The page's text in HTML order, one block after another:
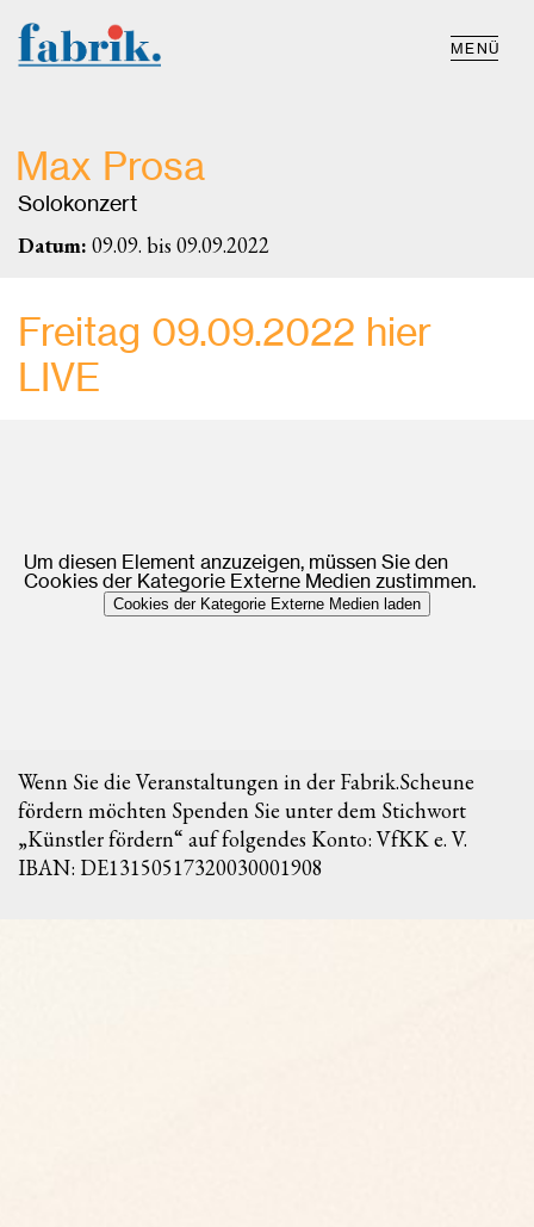
MENÜ
Max Prosa
Solokonzert
Datum: 09.09. bis 09.09.2022
Freitag 09.09.2022 hier
LIVE
Um diesen Element anzuzeigen, müssen Sie den
Cookies der Kategorie Externe Medien zustimmen.
Cookies der Kategorie Externe Medien laden
Wenn Sie die Veranstaltungen in der Fabrik.Scheune
fördern möchten Spenden Sie unter dem Stichwort
„Künstler fördern“ auf folgendes Konto: VfKK e. V.
IBAN: DE13150517320030001908